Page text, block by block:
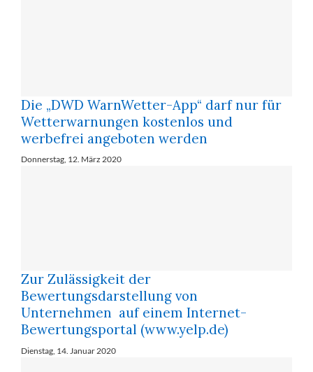
Die „DWD WarnWetter-App“ darf nur für
Wetterwarnungen kostenlos und
werbefrei angeboten werden
Donnerstag, 12. März 2020
Zur Zulässigkeit der
Bewertungsdarstellung von
Unternehmen auf einem Internet-
Bewertungsportal (www.yelp.de)
Dienstag, 14. Januar 2020